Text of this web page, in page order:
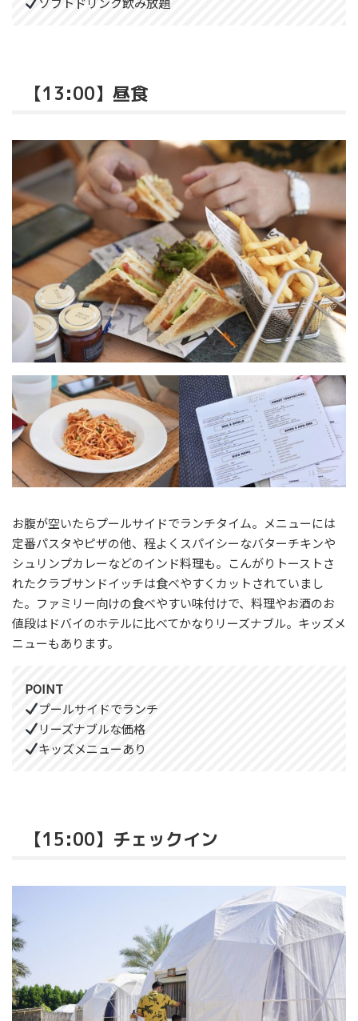
【13:00】昼食
お腹が空いたらプールサイドでランチタイム。メニューには
定番パスタやピザの他、程よくスパイシーなバターチキンや
シュリンプカレーなどのインド料理も。こんがりトーストさ
れたクラブサンドイッチは食べやすくカットされていまし
た。ファミリー向けの食べやすい味付けで、料理やお酒のお
値段はドバイのホテルに比べてかなりリーズナブル。キッズメ
ニューもあります。
POINT
プールサイドでランチ
リーズナブルな価格
キッズメニューあり
【15:00】チェックイン